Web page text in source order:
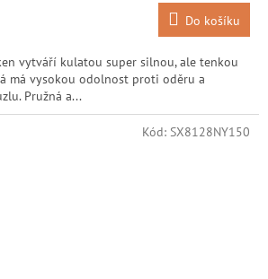
Do košíku
vytváří kulatou super silnou, ale tenkou
má vysokou odolnost proti oděru a
Pružná a...
Kód: SX8128NY150